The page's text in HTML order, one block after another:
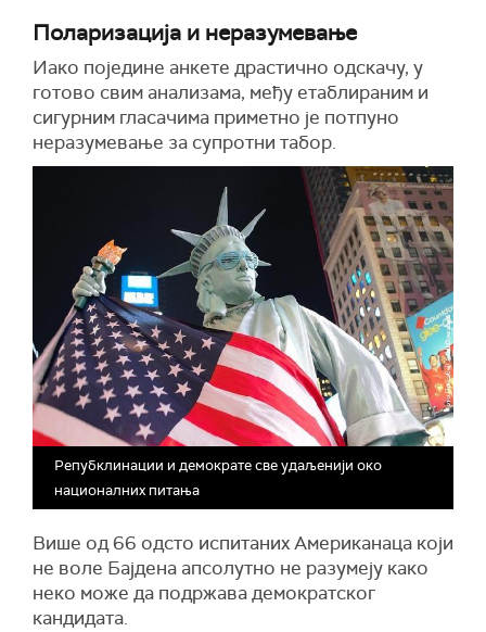
Поларизација и неразумевање
Иако поједине анкете драстично одскачу, у
готово свим анализама, међу етаблираним и
сигурним гласачима приметно је потпуно
неразумевање за супротни табор.
Репубклинации и демократе све удаљенији око
националних питања
Више од 66 одсто испитаних Американаца који
не воле Бајдена апсолутно не разумеју како
неко може да подржава демократског
кандидата.